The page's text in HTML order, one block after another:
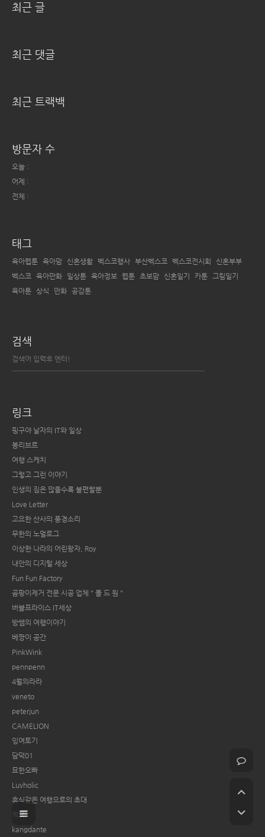
최근 글
최근 댓글
최근 트랙백
방문자 수
오늘 :
어제 :
전체 :
태그
육아웹툰 육아맘 신혼생활 벡스코행사 부산벡스코 벡스코전시회
신혼부부
벡스코 육아만화 일상툰 육아정보 웹툰 초보맘 신혼일기 카툰 그림일기
육아툰 상식 만화 공감툰
검색
링크
핑구야 날자의 IT와 일상
봉리브르
여행 스케치
그렇고 그런 이야기
인생의 짐은 많을수록 불편할뿐
Love Letter
고요한 산사의 풍경소리
무한의 노멀로그
이상한 나라의 어린왕자, Roy
내안의 디지털 세상
Fun Fun Factory
곰팡이제거 전문 시공 업체 " 몰 드 원 "
버블프라이스 IT세상
방쌤의 여행이야기
베짱이 공간
PinkWink
pennpenn
4월의라라
veneto
peterjun
CAMELION
잉여토기
담덕01
묘한오빠
Luvholic
휴식같은 여행으로의 초대
적묘
kangdante